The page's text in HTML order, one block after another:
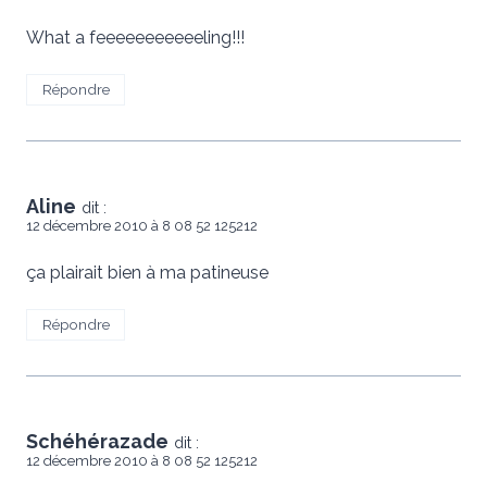
What a feeeeeeeeeeeling!!!
Répondre
Aline dit :
12 décembre 2010 à 8 08 52 125212
ça plairait bien à ma patineuse
Répondre
Schéhérazade dit :
12 décembre 2010 à 8 08 52 125212